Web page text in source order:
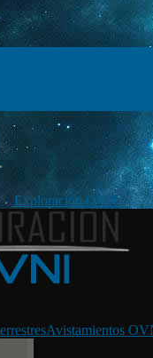
Exploración OVNI
Avistamientos